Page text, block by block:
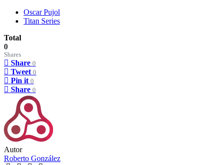
Oscar Pujol
Titan Series
Total
0
Shares
Share 0
Tweet 0
Pin it 0
Share 0
Autor
Roberto González